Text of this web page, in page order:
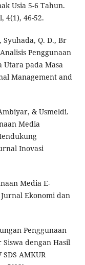
Usia 5-6 Tahun.
4(1), 46-52.
Q. D., Br
Penggunaan
Utara pada Masa
Management and
& Usmeldi.
Media
Inovasi
Media E-
Ekonomi dan
Penggunaan
dengan Hasil
AMKUR